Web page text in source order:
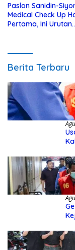
Paslon Sanidin-
Medical Check Up
Pertama, Ini Urutan
Berita Terbaru